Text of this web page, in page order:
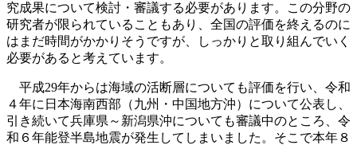
究成果について検討・審議する必要があります。この分野の
研究者が限られていることもあり、全国の評価を終えるのに
はまだ時間がかかりそうですが、しっかりと取り組んでいく
必要があると考えています。
平成29年からは海域の活断層についても評価を行い、令和
４年に日本海南西部（九州・中国地方沖）について公表し、
引き続いて兵庫県～新潟県沖についても審議中のところ、令
和６年能登半島地震が発生してしまいました。そこで本年８